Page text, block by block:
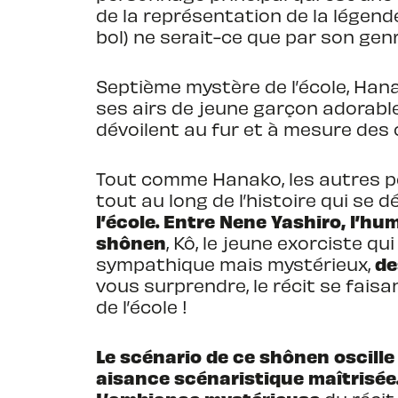
de la représentation de la
bol) ne serait-ce que par son
Septième mystère de l’école,
ses airs de jeune garçon
dévoilent au fur et à mesure
Tout comme Hanako, les autres
tout au long de l’histoire qui se
l’école. Entre Nene Yashiro,
shônen, Kô, le jeune exorciste
sympathique mais mystérieux,
vous surprendre, le récit se
de l’école !
Le scénario de ce shônen
aisance scénaristique